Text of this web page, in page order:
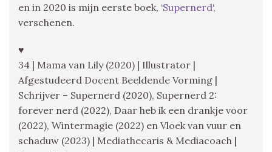
en in 2020 is mijn eerste boek, ‘Supernerd‘,
verschenen.
♥
34 | Mama van Lily (2020) | Illustrator |
Afgestudeerd Docent Beeldende Vorming |
Schrijver – Supernerd (2020), Supernerd 2:
forever nerd (2022), Daar heb ik een drankje voor
(2022), Wintermagie (2022) en Vloek van vuur en
schaduw (2023) | Mediathecaris & Mediacoach |